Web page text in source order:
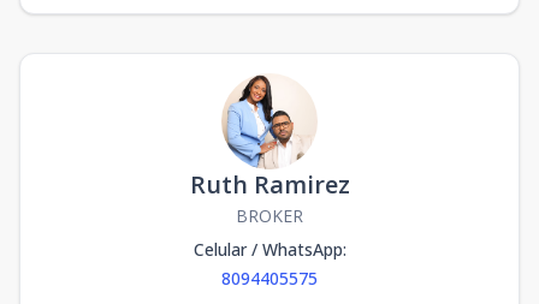
Ruth Ramirez
BROKER
Celular / WhatsApp:
8094405575